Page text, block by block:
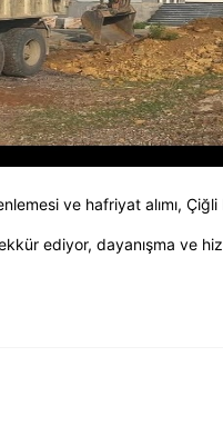
ve hafriyat alımı,
ediyor, dayanışma ve